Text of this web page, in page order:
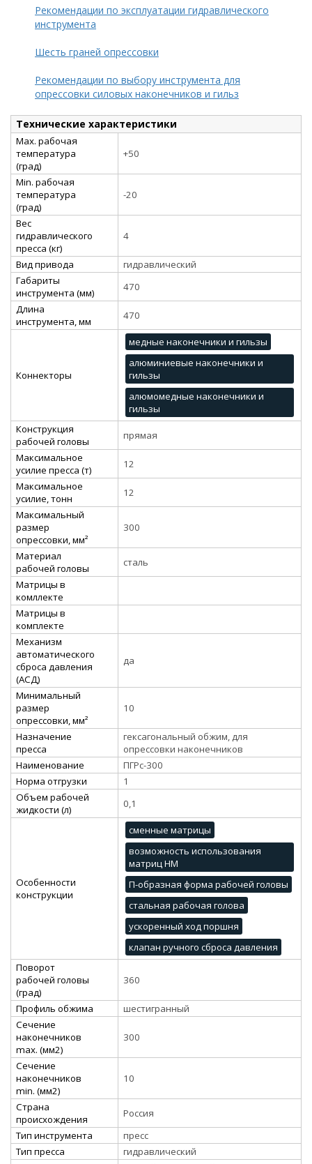
Рекомендации по эксплуатации гидравлического
инструмента
Шесть граней опрессовки
Рекомендации по выбору инструмента для
опрессовки силовых наконечников и гильз
Технические характеристики
Max. рабочая
температура
(град)
+50
Min. рабочая
температура
(град)
-20
Вес
гидравлического
пресса (кг)
4
Вид привода
гидравлический
Габариты
инструмента (мм)
470
Длина
инструмента, мм
470
Коннекторы
медные наконечники и гильзы
алюминиевые наконечники и
гильзы
алюмомедные наконечники и
гильзы
Конструкция
рабочей головы
прямая
Максимальное
усилие пресса (т)
12
Максимальное
усилие, тонн
12
Максимальный
размер
опрессовки, мм²
300
Материал
рабочей головы
сталь
Матрицы в
комллекте
Матрицы в
комплекте
Механизм
автоматического
сброса давления
(АСД)
да
Минимальный
размер
опрессовки, мм²
10
Назначение
пресса
гексагональный обжим, для
опрессовки наконечников
Наименование
ПГРс-300
Норма отгрузки
1
Объем рабочей
жидкости (л)
0,1
Особенности
конструкции
сменные матрицы
возможность использования
матриц НМ
П-образная форма рабочей головы
стальная рабочая голова
ускоренный ход поршня
клапан ручного сброса давления
Поворот
рабочей головы
(град)
360
Профиль обжима
шестигранный
Сечение
наконечников
max. (мм2)
300
Сечение
наконечников
min. (мм2)
10
Страна
происхождения
Россия
Тип инструмента
пресс
Тип пресса
гидравлический